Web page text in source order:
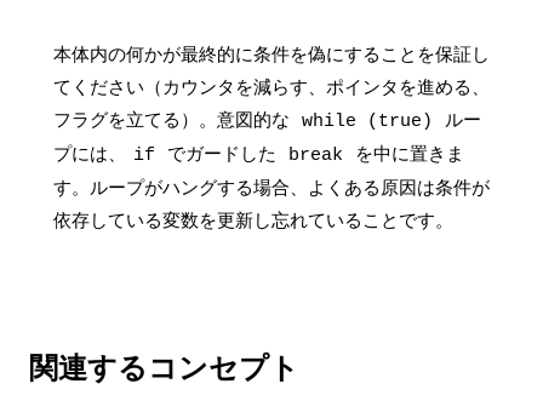
本体内の何かが最終的に条件を偽にすることを保証し
てください（カウンタを減らす、ポインタを進める、
フラグを立てる）。意図的な
while (true)
ルー
プには、
if でガードした break
を中に置きま
す。ループがハングする場合、よくある原因は条件が
依存している変数を更新し忘れていることです。
関連するコンセプト